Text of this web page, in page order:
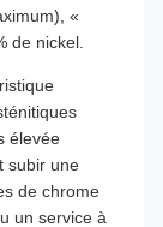
«
de nickel.
élevée
subir une
de chrome
un service à